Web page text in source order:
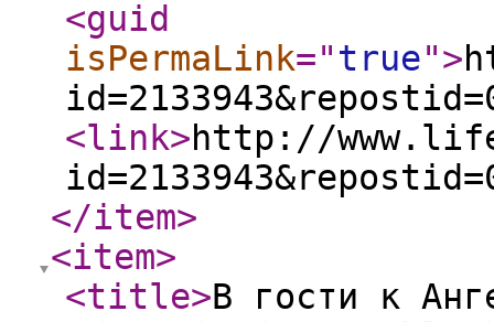
<guid
isPermaLink="true">
<link>http://
</item>
<item>
<title>В гости к